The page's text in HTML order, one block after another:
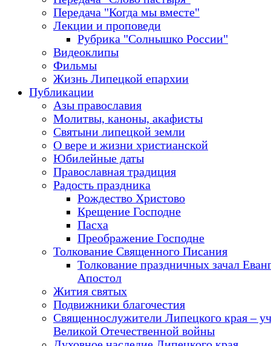
Передача "Когда мы вместе"
Лекции и проповеди
Рубрика "Солнышко России"
Видеоклипы
Фильмы
Жизнь Липецкой епархии
Публикации
Азы православия
Молитвы, каноны, акафисты
Святыни липецкой земли
О вере и жизни христианской
Юбилейные даты
Православная традиция
Радость праздника
Рождество Христово
Крещение Господне
Пасха
Преображение Господне
Толкование Священного Писания
Толкование праздничных зачал
Апостол
Жития святых
Подвижники благочестия
Священнослужители Липецкого края –
Великой Отечественной войны